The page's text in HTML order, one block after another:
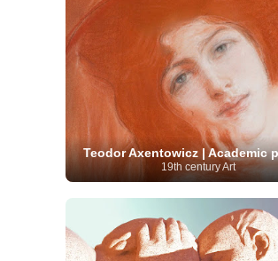
Teodor Axentowicz | Academic
19th century Art